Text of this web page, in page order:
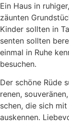
Ein Haus in
zäun­ten
Kin­der soll­ten in
sen­ten soll­ten
ein­mal in Ruhe
besu­chen.
Der schö­ne Rüde
re­nen,
schen, die sich
aus­ken­nen.